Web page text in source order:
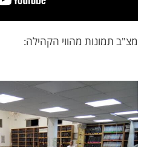
תמונות מהווי הקהילה: